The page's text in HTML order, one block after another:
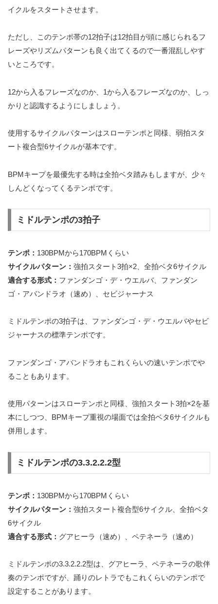
イクルをスタートさせます。
ただし、このテンポ帯の12拍子は12拍目が頭に感じられるフ
レーズやリズムパターンも良く出てくるので一番混乱しやす
いところです。
12から入るフレーズなのか、1から入るフレーズなのか、しっ
かりと認識するようにしましょう。
使用するサイクルパターンはスローテンポと同様、弱拍スタ
ート複合型6サイクルが基本です。
BPMキープを最優先する時は全拍ベタ踏みもしますが、少々
しんどくなってくるテンポです。
ミドルテンポの3拍子
テンポ： 130BPMから170BPMくらい
サイクルパターン： 強拍スタート3拍×2、全拍ベタ6サイクル
適合する形式： ファンダンゴ・デ・ウエルバ、ファンダン
ゴ・アバンドラオ（速め）、セビジャーナス
ミドルテンポの3拍子は、ファンダンゴ・デ・ウエルバやセビ
ジャーナスの標準テンポです。
ファンダンゴ・アバンドラオもこれくらいの速いテンポでや
ることもあります。
使用パターンはスローテンポと同様、強拍スタート3拍×2を基
本にしつつ、BPMキープ重視の場面では全拍ベタ6サイクルも
併用します。
ミドルテンポの3.3.2.2.2型
テンポ： 130BPMから170BPMくらい
サイクルパターン： 強拍スタート複合型6サイクル、全拍ベタ
6サイクル
適合する形式： グアヒーラ（速め）、ペテネーラ（速め）
ミドルテンポの3.3.2.2.2型は、グアヒーラ、ペテネーラの歌伴
奏のテンポですが、踊りのレトラでもこれくらいのテンポで
設定することがあります。